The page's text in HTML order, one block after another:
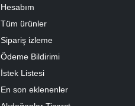
Hesabım
Tüm ürünler
Sipariş izleme
Ödeme Bildirimi
İstek Listesi
En son eklenenler